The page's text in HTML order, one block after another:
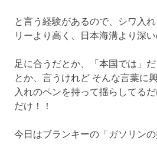
と言う経験があるので、シワ入
リーより高く、日本海溝より深い
足に合うだとか、「本国では」
とか、言うけれど そんな言葉に
入れのペンを持って揺らしてる
だけ！！
今日はブランキーの「ガソリンの